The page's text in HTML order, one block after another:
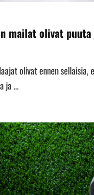
mailat olivat
olivat ennen sellaisia,
ja …